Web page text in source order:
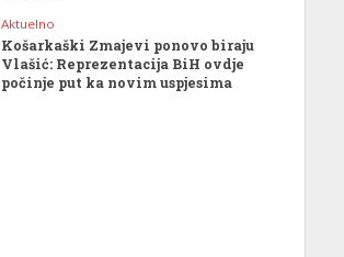
Aktuelno
Košarkaški Zmajevi ponovo biraju
Vlašić: Reprezentacija BiH ovdje
počinje put ka novim uspjesima